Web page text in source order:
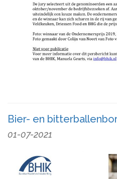
Bier- en
01-07-2021